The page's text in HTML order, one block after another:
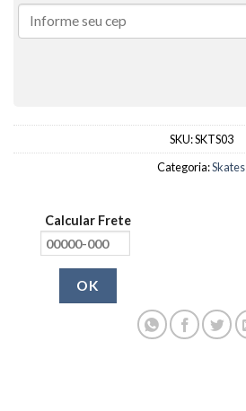
SKU:SKTS03
Categoria:Skates
Calcular Frete
OK